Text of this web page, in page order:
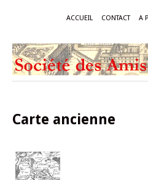
ACCUEIL CONTACT A
Carte ancienne